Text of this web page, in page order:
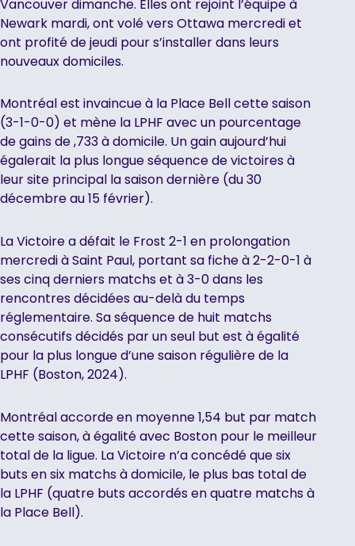
Vancouver dimanche. Elles ont rejoint l’équipe à
Newark mardi, ont volé vers Ottawa mercredi et
ont profité de jeudi pour s’installer dans leurs
nouveaux domiciles.
Montréal est invaincue à la Place Bell cette saison
(3-1-0-0) et mène la LPHF avec un pourcentage
de gains de ,733 à domicile. Un gain aujourd’hui
égalerait la plus longue séquence de victoires à
leur site principal la saison dernière (du 30
décembre au 15 février).
La Victoire a défait le Frost 2-1 en prolongation
mercredi à Saint Paul, portant sa fiche à 2-2-0-1 à
ses cinq derniers matchs et à 3-0 dans les
rencontres décidées au-delà du temps
réglementaire. Sa séquence de huit matchs
consécutifs décidés par un seul but est à égalité
pour la plus longue d’une saison régulière de la
LPHF (Boston, 2024).
Montréal accorde en moyenne 1,54 but par match
cette saison, à égalité avec Boston pour le meilleur
total de la ligue. La Victoire n’a concédé que six
buts en six matchs à domicile, le plus bas total de
la LPHF (quatre buts accordés en quatre matchs à
la Place Bell).